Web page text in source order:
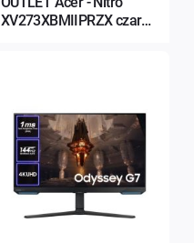
XV273XBMIIPRZX czarny